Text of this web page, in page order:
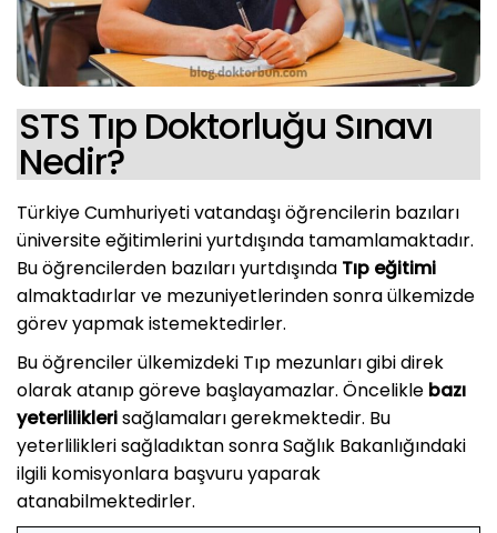
STS Tıp Doktorluğu Sınavı
Nedir?
Türkiye Cumhuriyeti vatandaşı öğrencilerin bazıları
üniversite eğitimlerini yurtdışında tamamlamaktadır.
Bu öğrencilerden bazıları yurtdışında Tıp eğitimi
almaktadırlar ve mezuniyetlerinden sonra ülkemizde
görev yapmak istemektedirler.
Bu öğrenciler ülkemizdeki Tıp mezunları gibi direk
olarak atanıp göreve başlayamazlar. Öncelikle bazı
yeterliliklerisağlamaları gerekmektedir. Bu
yeterlilikleri sağladıktan sonra Sağlık Bakanlığındaki
ilgili komisyonlara başvuru yaparak
atanabilmektedirler.